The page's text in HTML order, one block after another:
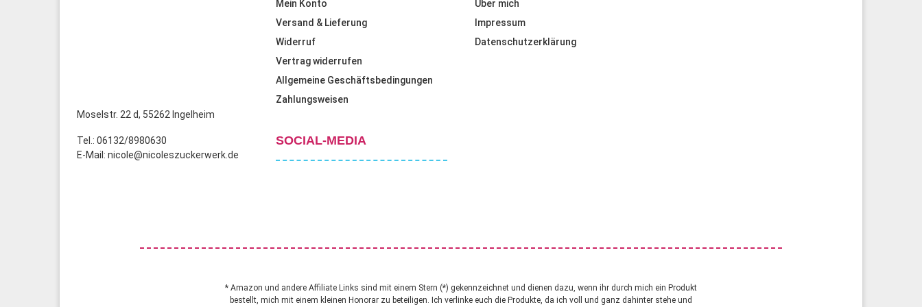
Moselstr. 22 d, 55262 Ingelheim
Tel.: 06132/8980630
E-Mail: nicole@nicoleszuckerwerk.de
Mein Konto
Versand & Lieferung
Widerruf
Vertrag widerrufen
Allgemeine Geschäftsbedingungen
Zahlungsweisen
SOCIAL-MEDIA
Über mich
Impressum
Datenschutzerklärung
* Amazon und andere Affiliate Links sind mit einem Stern (*) gekennzeichnet und dienen dazu, wenn ihr durch mich ein Produkt
bestellt, mich mit einem kleinen Honorar zu beteiligen. Ich verlinke euch die Produkte, da ich voll und ganz dahinter stehe und